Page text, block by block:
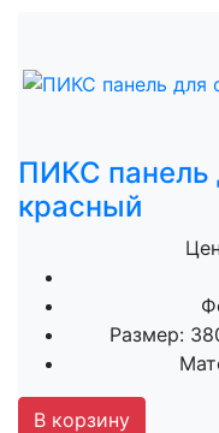
ПИКС панель
красный
Размер:
В корзину